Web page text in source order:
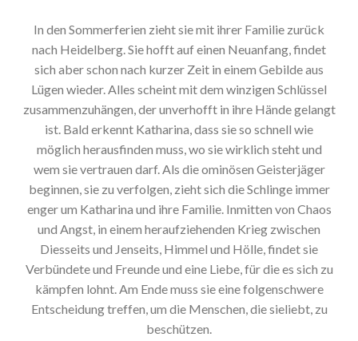
In den Sommerferien zieht sie mit ihrer Familie zurück
nach Heidelberg. Sie hofft auf einen Neuanfang, findet
sich aber schon nach kurzer Zeit in einem Gebilde aus
Lügen wieder. Alles scheint mit dem winzigen Schlüssel
zusammenzuhängen, der unverhofft in ihre Hände gelangt
ist. Bald erkennt Katharina, dass sie so schnell wie
möglich herausfinden muss, wo sie wirklich steht und
wem sie vertrauen darf. Als die ominösen Geisterjäger
beginnen, sie zu verfolgen, zieht sich die Schlinge immer
enger um Katharina und ihre Familie. Inmitten von Chaos
und Angst, in einem heraufziehenden Krieg zwischen
Diesseits und Jenseits, Himmel und Hölle, findet sie
Verbündete und Freunde und eine Liebe, für die es sich zu
kämpfen lohnt. Am Ende muss sie eine folgenschwere
Entscheidung treffen, um die Menschen, die sieliebt, zu
beschützen.